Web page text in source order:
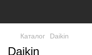
Каталог Daikin
Daikin